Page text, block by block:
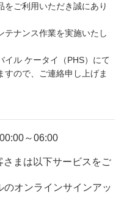
ご利用いただき誠にあり
テナンス作業を実施いたし
イル ケータイ（PHS）にて
ので、ご連絡申し上げま
～06:00
まは以下サービスをご
オンラインサインアッ